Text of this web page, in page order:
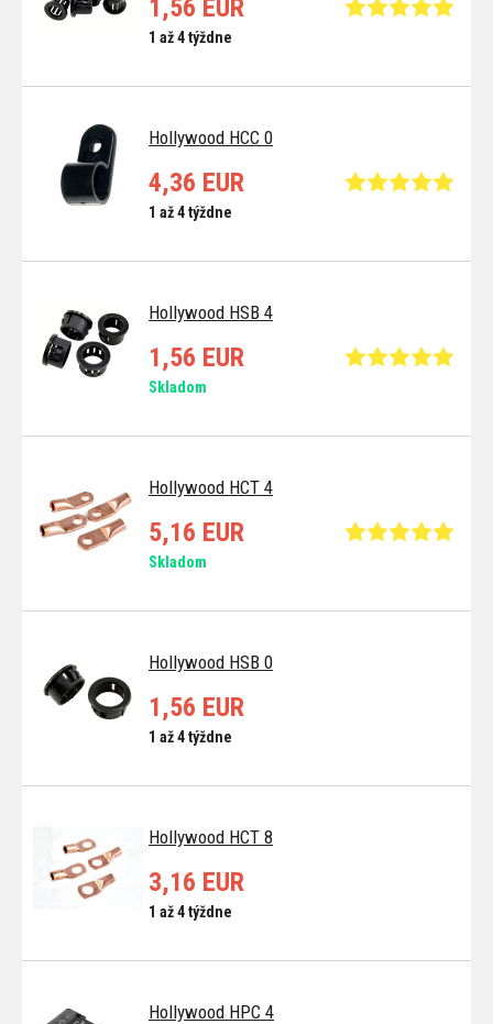
1,56 EUR
1 až 4 týždne
Hollywood HCC 0
4,36 EUR
1 až 4 týždne
Hollywood HSB 4
1,56 EUR
Skladom
Hollywood HCT 4
5,16 EUR
Skladom
Hollywood HSB 0
1,56 EUR
1 až 4 týždne
Hollywood HCT 8
3,16 EUR
1 až 4 týždne
Hollywood HPC 4